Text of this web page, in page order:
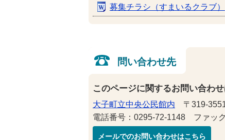
募集チラシ（すまいるクラブ）
問い合わせ先
このページに関するお問い合わ
大子町立中央公民館内 〒319-
電話番号：0295-72-1148 ファッ
メールでのお問い合わせはこちら